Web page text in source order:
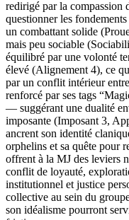
redirigé par la compassion
questionner les
un combattant solide
mais peu sociable
équilibré par une volonté
élevé (Alignement 4), ce
par un conflit intérieur
renforcé par ses tags
— suggérant une dualité
imposante (Imposant 3,
ancrent son identité
orphelins et sa quête pour
offrent à la MJ des leviers
conflit de loyauté,
institutionnel et justice
collective au sein du
son idéalisme pourront